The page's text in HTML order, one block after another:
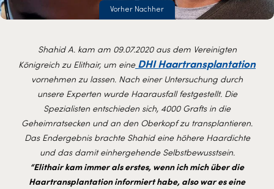
Vorher Nachher
Shahid A. kam am 09.07.2020 aus dem Vereinigten
Königreich zu Elithair, um eineDHI Haartransplantation
vornehmen zu lassen. Nach einer Untersuchung durch
unsere Experten wurde Haarausfall festgestellt. Die
Spezialisten entschieden sich, 4000 Grafts in die
Geheimratsecken und an den Oberkopf zu transplantieren.
Das Endergebnis brachte Shahid eine höhere Haardichte
und das damit einhergehende Selbstbewusstsein.
“Elithair kam immer als erstes, wenn ich mich über die
Haartransplantation informiert habe, also war es eine